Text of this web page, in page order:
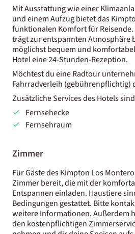
Mit Ausstattung wie einer
und einem Aufzug bietet das
funktionalen Komfort für Reisende.
trägt zur entspannten Atmosphäre
möglichst bequem und
Hotel eine 24-Stunden-Rezeption.
Möchtest du eine Radtour
Fahrradverleih (gebührenpflichtig)
Zusätzliche Services des Hotels
Fernsehecke
Fernsehraum
Zimmer
Für Gäste des Kimpton Los
Zimmer bereit, die mit der
Entspannen einladen. Haustiere
Bedingungen gestattet. Bitte
weitere Informationen. Außerdem
den kostenpflichtigen